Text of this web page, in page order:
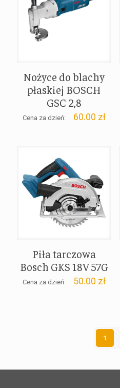
Nożyce do blachy
płaskiej BOSCH
GSC 2,8
Cena za dzień: 60.00 zł
Piła tarczowa
Bosch GKS 18V 57G
Cena za dzień: 50.00 zł
1